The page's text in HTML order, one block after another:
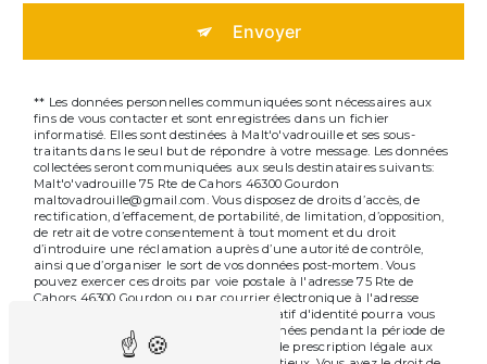
Envoyer
** Les données personnelles communiquées sont nécessaires aux
fins de vous contacter et sont enregistrées dans un fichier
informatisé. Elles sont destinées à Malt'o'vadrouille et ses sous-
traitants dans le seul but de répondre à votre message. Les données
collectées seront communiquées aux seuls destinataires suivants:
Malt'o'vadrouille 75 Rte de Cahors 46300 Gourdon
maltovadrouille@gmail.com. Vous disposez de droits d’accès, de
rectification, d’effacement, de portabilité, de limitation, d’opposition,
de retrait de votre consentement à tout moment et du droit
d’introduire une réclamation auprès d’une autorité de contrôle,
ainsi que d’organiser le sort de vos données post-mortem. Vous
pouvez exercer ces droits par voie postale à l'adresse 75 Rte de
Cahors 46300 Gourdon ou par courrier électronique à l'adresse
maltovadrouille@gmail.com. Un justificatif d'identité pourra vous
être demandé. Nous conservons vos données pendant la période de
prise de contact puis pendant la durée de prescription légale aux